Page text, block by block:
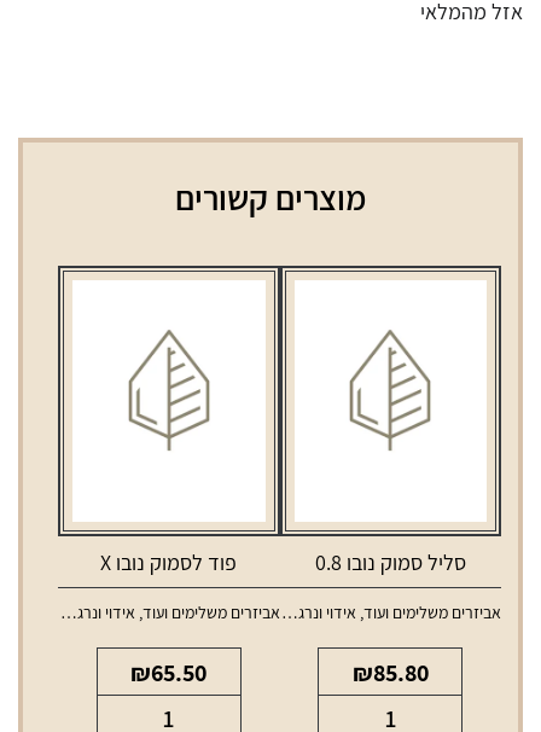
אזל מהמלאי
מוצרים קשורים
סליל סמוק נובו 0.8
אביזרים משלימים ועוד, אידוי ונרגילות ,סלילים וסוללות למכשירי אידוי
₪85.80
פוד לסמוק נובו X
אביזרים משלימים ועוד, אידוי ונרגילות
₪65.50